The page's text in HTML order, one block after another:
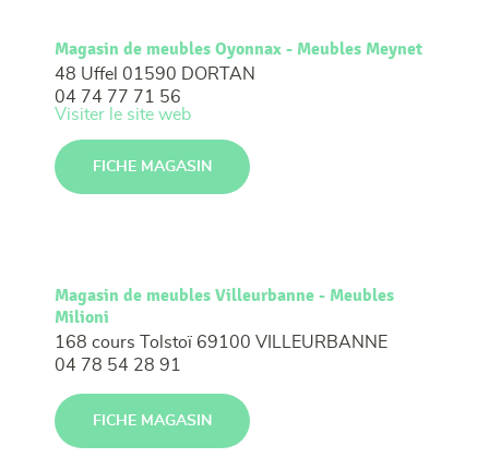
Magasin de meubles Oyonnax - Meubles Meynet
48 Uffel 01590 DORTAN
04 74 77 71 56
Visiter le site web
FICHE MAGASIN
Magasin de meubles Villeurbanne - Meubles
Milioni
168 cours Tolstoï 69100 VILLEURBANNE
04 78 54 28 91
FICHE MAGASIN